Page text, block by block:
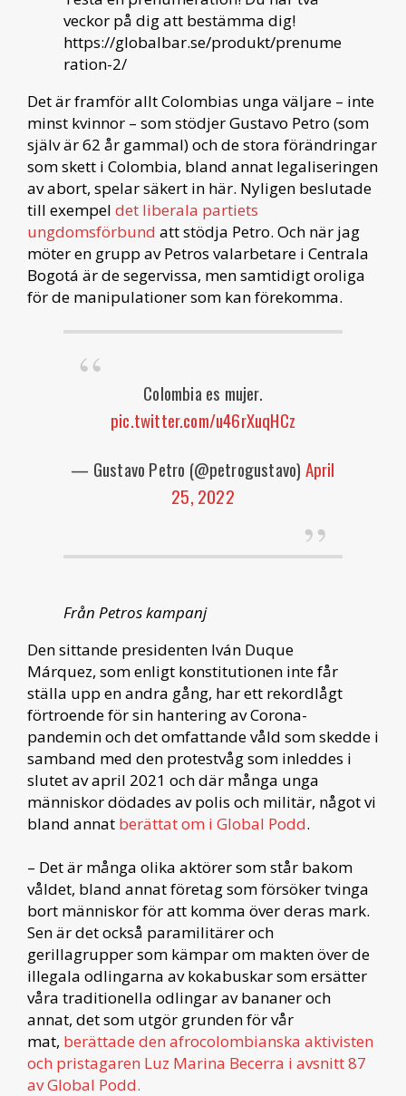
veckor på dig att bestämma dig!
https://globalbar.se/produkt/prenume
ration-2/
Det är framför allt Colombias unga väljare – inte
minst kvinnor – som stödjer Gustavo Petro (som
själv är 62 år gammal) och de stora förändringar
som skett i Colombia, bland annat legaliseringen
av abort, spelar säkert in här. Nyligen beslutade
till exempel det liberala partiets
ungdomsförbund att stödja Petro. Och när jag
möter en grupp av Petros valarbetare i Centrala
Bogotá är de segervissa, men samtidigt oroliga
för de manipulationer som kan förekomma.
Colombia es mujer.
pic.twitter.com/u46rXuqHCz
— Gustavo Petro (@petrogustavo) April
25, 2022
Från Petros kampanj
Den sittande presidenten Iván Duque
Márquez, som enligt konstitutionen inte får
ställa upp en andra gång, har ett rekordlågt
förtroende för sin hantering av Corona-
pandemin och det omfattande våld som skedde i
samband med den protestvåg som inleddes i
slutet av april 2021 och där många unga
människor dödades av polis och militär, något vi
bland annat berättat om i Global Podd.
– Det är många olika aktörer som står bakom
våldet, bland annat företag som försöker tvinga
bort människor för att komma över deras mark.
Sen är det också paramilitärer och
gerillagrupper som kämpar om makten över de
illegala odlingarna av kokabuskar som ersätter
våra traditionella odlingar av bananer och
annat, det som utgör grunden för vår
mat, berättade den afrocolombianska aktivisten
och pristagaren Luz Marina Becerra i avsnitt 87
av Global Podd.